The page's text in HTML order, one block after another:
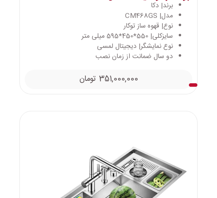
برند| دکا
مدل| CM468GS
نوع| قهوه ساز توکار
سایزکلی| 550*450*595 میلی متر
نوع نمایشگر| دیجیتال لمسی
دو سال ضمانت از زمان نصب
351,000,000 تومان